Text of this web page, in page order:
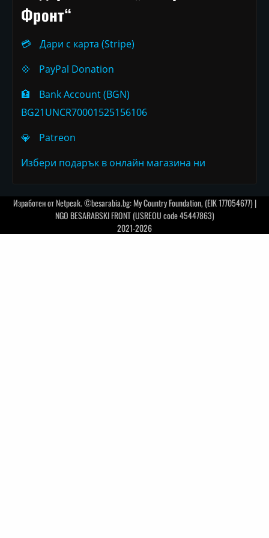
Фронт“
💳
Дари с карта (Stripe)
💠
PayPal Donation
🏦
Bank Account (BGN)
BG21UNCR70001525156106
💎
Patreon
Избери подарък в онлайн магазина ни
Изработен отNetpeak. ©besarabia.bg: My Country Foundation, (EIK 177054677) |
NGO BESARABSKI FRONT (USREOU code 45447863)
2021-2026